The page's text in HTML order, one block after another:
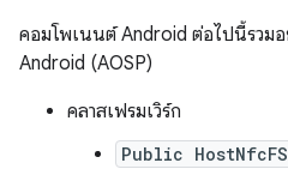
คอมโพเนนต์ Android ต่อไปนี้รวมอ
Android (AOSP)
คลาสเฟรมเวิร์ก
Public